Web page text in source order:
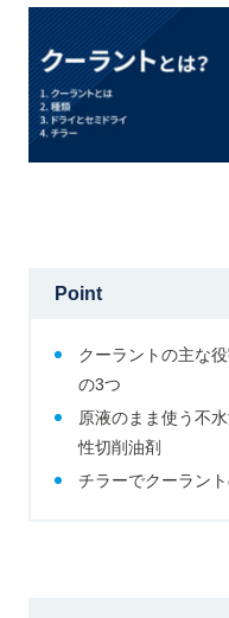
Point
クーラントの主な
の3つ
原液のまま使う不
性切削油剤
チラーでクーラン